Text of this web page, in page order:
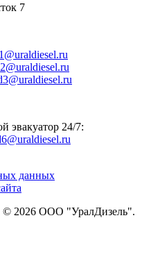
7
эвакуатор 24/7:
данных
© 2026 ООО "УралДизель".